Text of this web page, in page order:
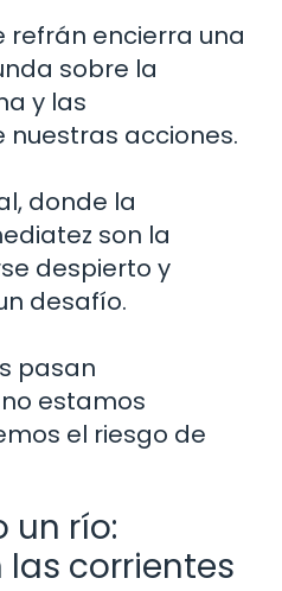
refrán encierra una
sobre la
y las
nuestras acciones.
donde la
son la
despierto y
desafío.
pasan
estamos
el riesgo de
un río:
corrientes